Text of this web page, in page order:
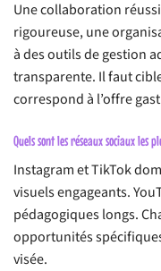
Une collaboration
rigoureuse, une
à des outils de gestion
transparente. Il faut
correspond à l’offre
Quels sont les réseaux sociaux les
Instagram et TikTok
visuels engageants.
pédagogiques longs.
opportunités
visée.